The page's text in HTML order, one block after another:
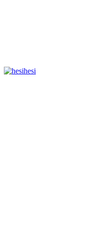
hesi